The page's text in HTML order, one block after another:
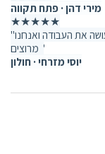
מירי דהן · פתח תקווה
★★★★★
"ייעוץ מקצועי, מחיר הוגן ומשלוח מהיר. הכרית עושה את העבודה ואנחנו
יוסי מזרחי · חולון